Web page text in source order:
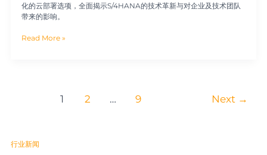
行业新闻
化的云部署选项，全面揭示S/4HANA的技术革新与对企业及技术团队
带来的影响。
Read More »
1 2 … 9 Next →